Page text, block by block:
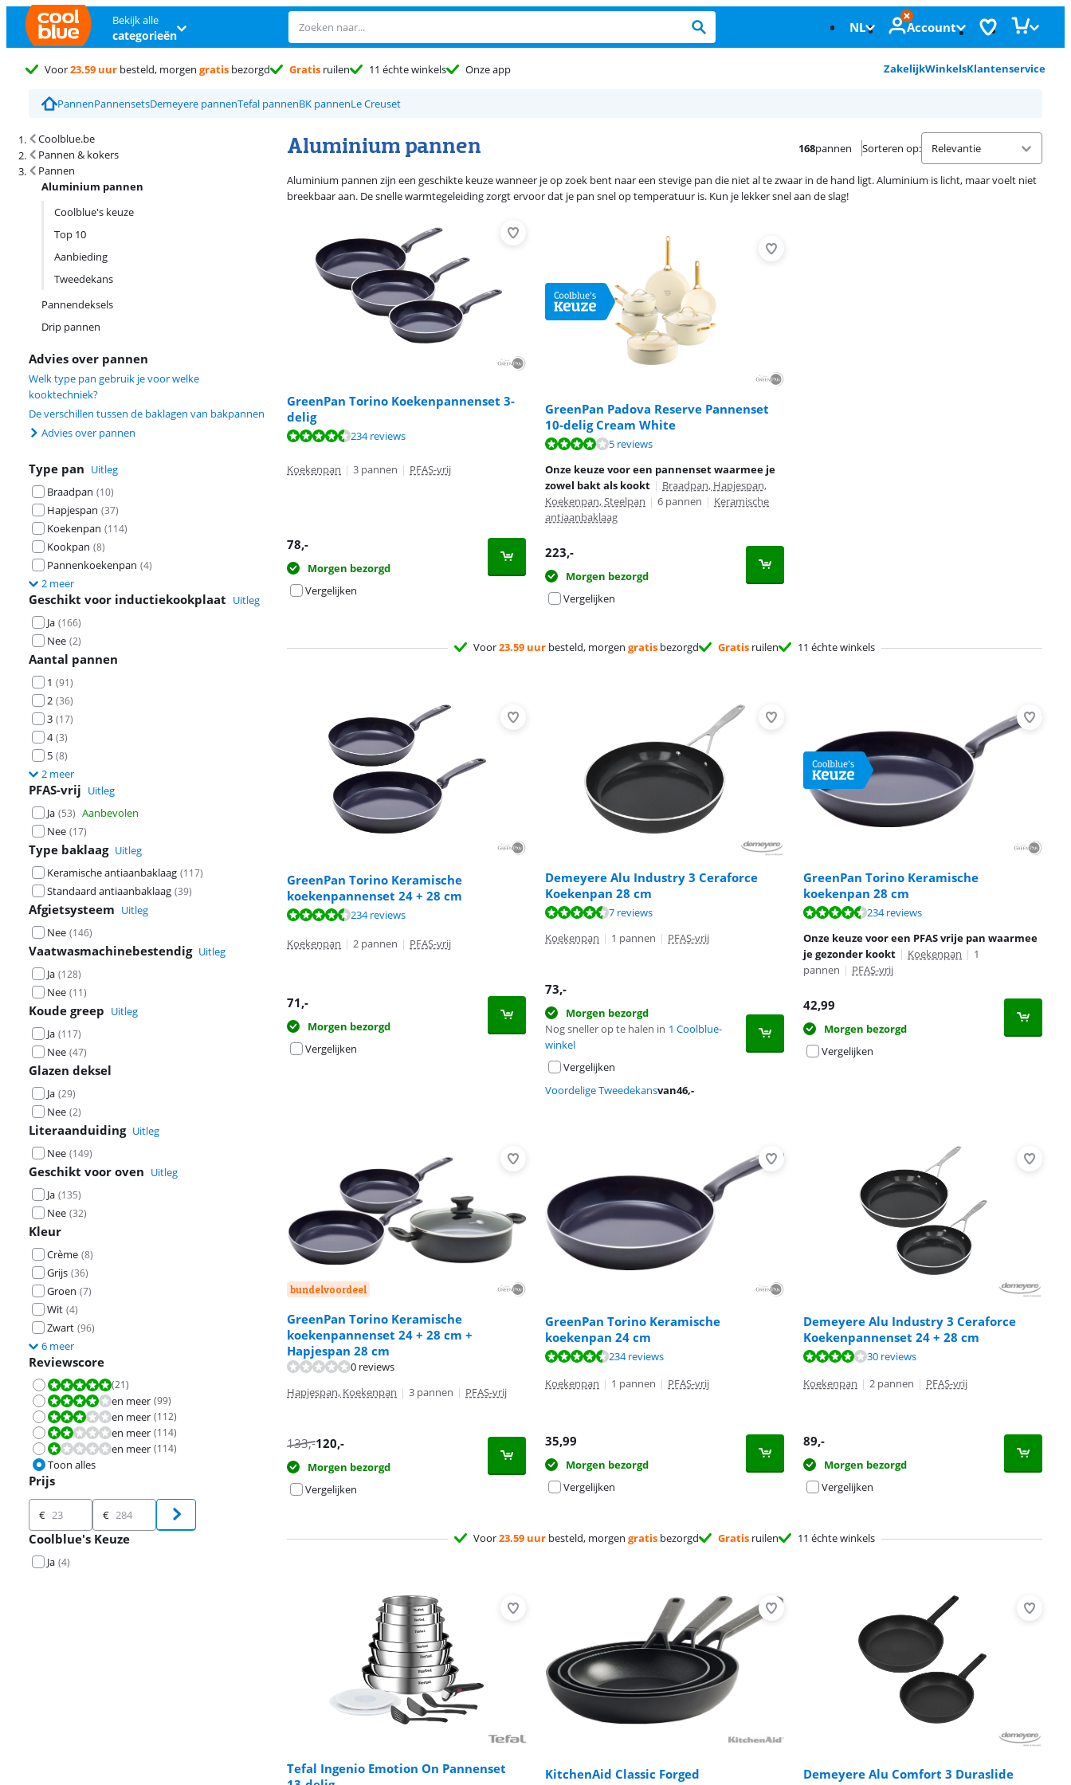
Bekijk alle
categorieën NL Account
Voor23.59 uur besteld, morgen gratis bezorgd Gratis ruilen 11 échte winkels Onze app ZakelijkWinkelsKlantenservice
PannenPannensetsDemeyere pannenTefal pannenBK pannenLe Creuset
Coolblue.be
Pannen & kokers
Pannen
Aluminium pannen
Coolblue's keuze
Top 10
Aanbieding
Tweedekans
Pannendeksels
Drip pannen
Advies over pannen
Welk type pan gebruik je voor welke
kooktechniek?
De verschillen tussen de baklagen van bakpannen
Advies over pannen
Type pan Uitleg
Braadpan (10)
Hapjespan (37)
Koekenpan (114)
Kookpan (8)
Pannenkoekenpan (4)
2 meer
Geschikt voor inductiekookplaat Uitleg
Ja (166)
Nee (2)
Aantal pannen
1 (91)
2 (36)
3 (17)
4 (3)
5 (8)
2 meer
PFAS-vrij Uitleg
Ja (53) Aanbevolen
Nee (17)
Type baklaag Uitleg
Keramische antiaanbaklaag (117)
Standaard antiaanbaklaag (39)
Afgietsysteem Uitleg
Nee (146)
Vaatwasmachinebestendig Uitleg
Ja (128)
Nee (11)
Koude greep Uitleg
Ja (117)
Nee (47)
Glazen deksel
Ja (29)
Nee (2)
Literaanduiding Uitleg
Nee (149)
Geschikt voor oven Uitleg
Ja (135)
Nee (32)
Kleur
Crème (8)
Grijs (36)
Groen (7)
Wit (4)
Zwart (96)
6 meer
Reviewscore
Beoordeling is 10 van de 10.
(21)
Beoordeling is 8,0 van de 10.
en meer (99)
Beoordeling is 6,0 van de 10.
en meer (112)
Beoordeling is 4,0 van de 10.
en meer (114)
Beoordeling is 2,0 van de 10.
en meer (114)
Toon alles
Prijs
Prijs
€ €
Coolblue's Keuze
Ja (4)
Aluminium pannen
Zoekresultaten en sortering
168pannen Sorteren op:
Aluminium pannen zijn een geschikte keuze wanneer je op zoek bent naar een stevige pan die niet al te zwaar in de hand ligt. Aluminium is licht, maar voelt niet
breekbaar aan. De snelle warmtegeleiding zorgt ervoor dat je pan snel op temperatuur is. Kun je lekker snel aan de slag!
GreenPan Torino Koekenpannenset 3-
delig
Beoordeling is 8,8 van de 10, gebaseerd op 234 reviews.
234 reviews
Koekenpan | 3 pannen | PFAS-vrij
78,-
Morgen bezorgd
Vergelijken
GreenPan Padova Reserve Pannenset
10-delig Cream White
Beoordeling is 8,4 van de 10, gebaseerd op 5 reviews.
5 reviews
Onze keuze voor een pannenset waarmee je
zowel bakt als kookt | Braadpan, Hapjespan,
Koekenpan, Steelpan | 6 pannen | Keramische
antiaanbaklaag
223,-
Morgen bezorgd
Vergelijken
Voor23.59 uur besteld, morgen gratis bezorgd Gratis ruilen 11 échte winkels
GreenPan Torino Keramische
koekenpannenset 24 + 28 cm
Beoordeling is 8,8 van de 10, gebaseerd op 234 reviews.
234 reviews
Koekenpan | 2 pannen | PFAS-vrij
71,-
Morgen bezorgd
Vergelijken
Demeyere Alu Industry 3 Ceraforce
Koekenpan 28 cm
Beoordeling is 9,3 van de 10, gebaseerd op 7 reviews.
7 reviews
Koekenpan | 1 pannen | PFAS-vrij
73,-
Morgen bezorgd
Nog sneller op te halen in 1 Coolblue-
winkel
Vergelijken
Voordelige Tweedekansvan46,-
GreenPan Torino Keramische
koekenpan 28 cm
Beoordeling is 8,8 van de 10, gebaseerd op 234 reviews.
234 reviews
Onze keuze voor een PFAS vrije pan waarmee
je gezonder kookt | Koekenpan | 1
pannen | PFAS-vrij
42,99
Morgen bezorgd
Vergelijken
bundelvoordeel
GreenPan Torino Keramische
koekenpannenset 24 + 28 cm +
Hapjespan 28 cm
0 reviews
Hapjespan, Koekenpan | 3 pannen | PFAS-vrij
133,-120,-
Morgen bezorgd
Vergelijken
GreenPan Torino Keramische
koekenpan 24 cm
Beoordeling is 8,8 van de 10, gebaseerd op 234 reviews.
234 reviews
Koekenpan | 1 pannen | PFAS-vrij
35,99
Morgen bezorgd
Vergelijken
Demeyere Alu Industry 3 Ceraforce
Koekenpannenset 24 + 28 cm
Beoordeling is 8,4 van de 10, gebaseerd op 30 reviews.
30 reviews
Koekenpan | 2 pannen | PFAS-vrij
89,-
Morgen bezorgd
Vergelijken
Voor23.59 uur besteld, morgen gratis bezorgd Gratis ruilen 11 échte winkels
Tefal Ingenio Emotion On Pannenset
KitchenAid Classic Forged
Demeyere Alu Comfort 3 Duraslide